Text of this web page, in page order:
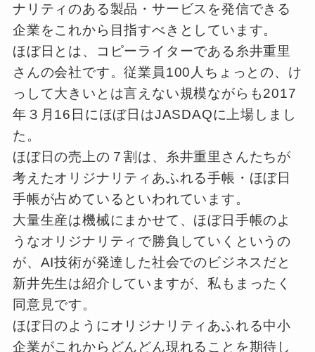
ナリティのある製品・サービスを発信できる
企業をこれから目指すべきとしています。
ほぼ日とは、コピーライターである糸井重里
さんの会社です。従業員100人ちょっとの、け
っして大きいとは言えない規模ながらも2017
年３月16日にほぼ日はJASDAQに上場しまし
た。
ほぼ日の売上の７割は、糸井重里さんたちが
考えたオリジナリティあふれる手帳・ほぼ日
手帳が占めているといわれています。
大量生産は機械にまかせて、ほぼ日手帳のよ
うなオリジナリティで勝負していくというの
が、AI技術が発達した社会でのビジネスだと
新井先生は紹介していますが、私もまったく
同意見です。
ほぼ日のようにオリジナリティあふれる中小
企業がこれからどんどん現れることを期待し